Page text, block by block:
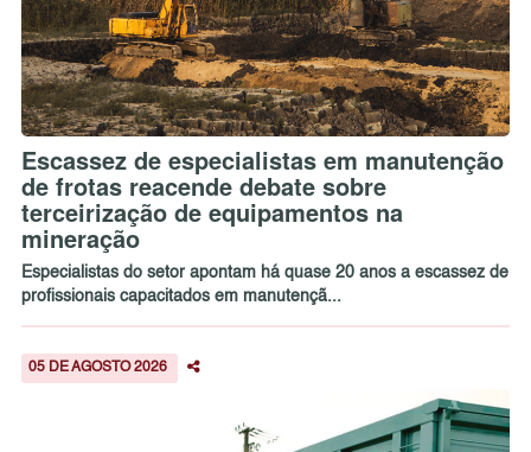
Escassez de especialistas em manutenção
de frotas reacende debate sobre
terceirização de equipamentos na
mineração
Especialistas do setor apontam há quase 20 anos a escassez de
profissionais capacitados em manutençã...
05 DE AGOSTO 2026